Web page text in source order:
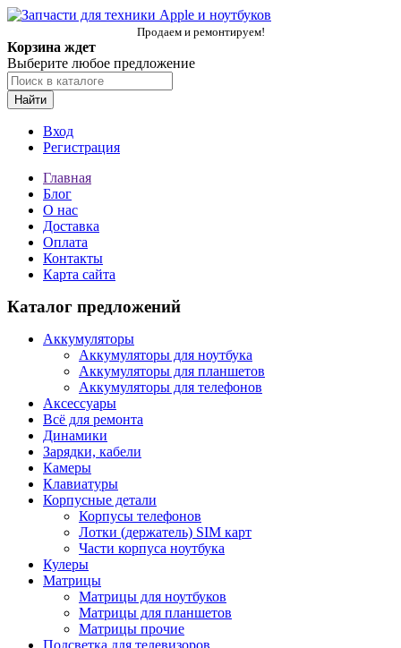
Продаем и ремонтируем!
Корзина ждет
Выберите любое предложение
Найти
Вход
Регистрация
Главная
Блог
О нас
Доставка
Оплата
Контакты
Карта сайта
Каталог предложений
Аккумуляторы
Аккумуляторы для ноутбука
Аккумуляторы для планшетов
Аккумуляторы для телефонов
Аксессуары
Всё для ремонта
Динамики
Зарядки, кабели
Камеры
Клавиатуры
Корпусные детали
Корпусы телефонов
Лотки (держатель) SIM карт
Части корпуса ноутбука
Кулеры
Матрицы
Матрицы для ноутбуков
Матрицы для планшетов
Матрицы прочие
Подсветка для телевизоров